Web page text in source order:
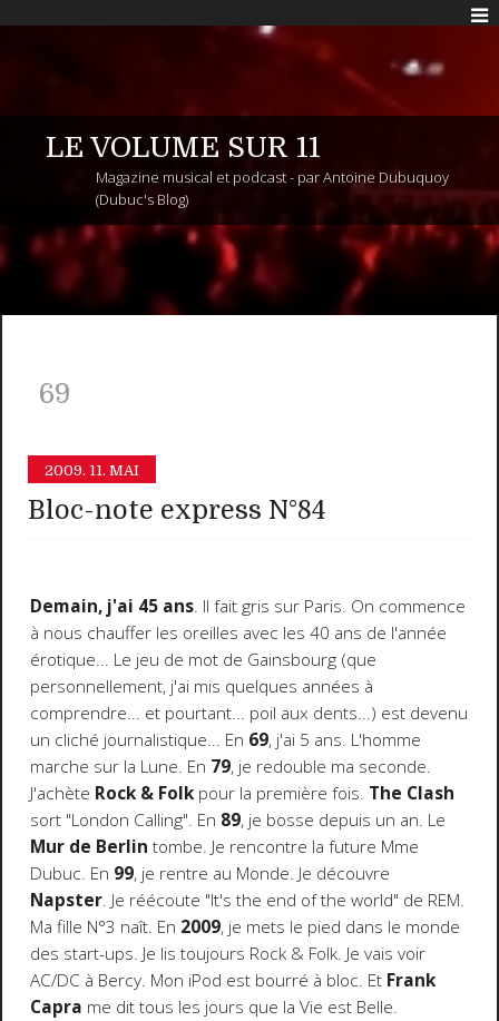
LE VOLUME SUR 11
Magazine musical et podcast - par Antoine Dubuquoy
(Dubuc's Blog)
69
2009. 11. MAI
Bloc-note express N°84
Demain, j'ai 45 ans. Il fait gris sur Paris. On commence
à nous chauffer les oreilles avec les 40 ans de l'année
érotique... Le jeu de mot de Gainsbourg (que
personnellement, j'ai mis quelques années à
comprendre... et pourtant... poil aux dents...) est devenu
un cliché journalistique... En 69, j'ai 5 ans. L'homme
marche sur la Lune. En 79, je redouble ma seconde.
J'achète Rock & Folkpour la première fois. The Clash
sort "London Calling". En 89, je bosse depuis un an. Le
Mur de Berlin tombe. Je rencontre la future Mme
Dubuc. En 99, je rentre au Monde. Je découvre
Napster. Je réécoute "It's the end of the world" de REM.
Ma fille N°3 naît. En 2009, je mets le pied dans le monde
des start-ups. Je lis toujours Rock & Folk. Je vais voir
AC/DC à Bercy. Mon iPod est bourré à bloc. Et Frank
Capra me dit tous les jours que la Vie est Belle.